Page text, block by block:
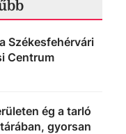
Székesfehérvári
Centrum
ég a tarló
gyorsan